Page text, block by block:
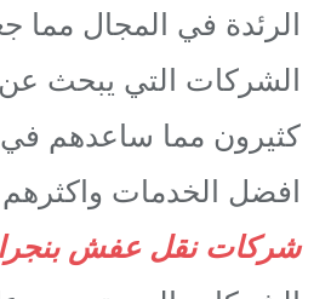
الرئدة في المجال مما
الشركات التي يبحث عن
كثيرون مما ساعدهم
افضل الخدمات واكثرهم
شركات نقل عفش